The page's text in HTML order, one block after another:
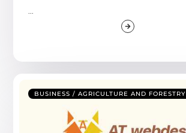
BUSINESS / AGRICULTURE AND FORESTRY